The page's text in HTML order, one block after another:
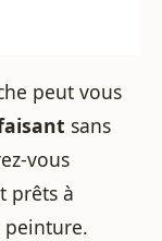
peut vous
sans
vous
prêts à
peinture.